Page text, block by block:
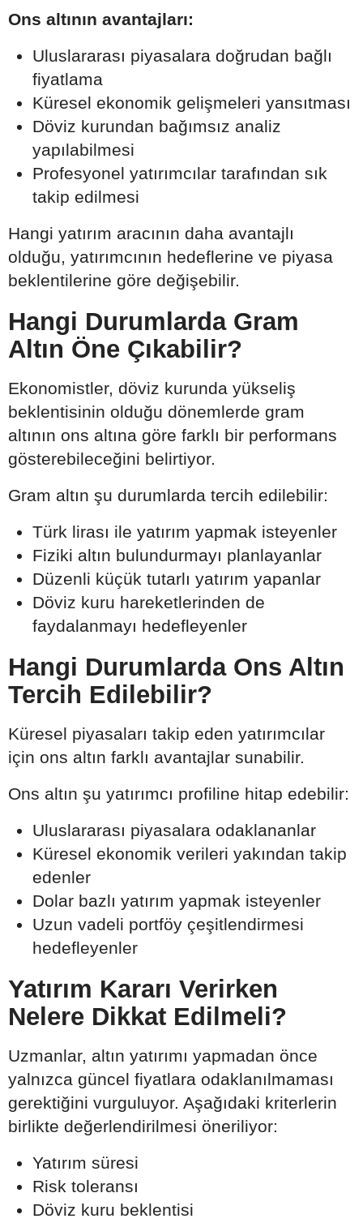
Ons altının avantajları:
Uluslararası piyasalara doğrudan bağlı
fiyatlama
Küresel ekonomik gelişmeleri yansıtması
Döviz kurundan bağımsız analiz
yapılabilmesi
Profesyonel yatırımcılar tarafından sık
takip edilmesi
Hangi yatırım aracının daha avantajlı
olduğu, yatırımcının hedeflerine ve piyasa
beklentilerine göre değişebilir.
Hangi Durumlarda Gram
Altın Öne Çıkabilir?
Ekonomistler, döviz kurunda yükseliş
beklentisinin olduğu dönemlerde gram
altının ons altına göre farklı bir performans
gösterebileceğini belirtiyor.
Gram altın şu durumlarda tercih edilebilir:
Türk lirası ile yatırım yapmak isteyenler
Fiziki altın bulundurmayı planlayanlar
Düzenli küçük tutarlı yatırım yapanlar
Döviz kuru hareketlerinden de
faydalanmayı hedefleyenler
Hangi Durumlarda Ons Altın
Tercih Edilebilir?
Küresel piyasaları takip eden yatırımcılar
için ons altın farklı avantajlar sunabilir.
Ons altın şu yatırımcı profiline hitap edebilir:
Uluslararası piyasalara odaklananlar
Küresel ekonomik verileri yakından takip
edenler
Dolar bazlı yatırım yapmak isteyenler
Uzun vadeli portföy çeşitlendirmesi
hedefleyenler
Yatırım Kararı Verirken
Nelere Dikkat Edilmeli?
Uzmanlar, altın yatırımı yapmadan önce
yalnızca güncel fiyatlara odaklanılmaması
gerektiğini vurguluyor. Aşağıdaki kriterlerin
birlikte değerlendirilmesi öneriliyor:
Yatırım süresi
Risk toleransı
Döviz kuru beklentisi